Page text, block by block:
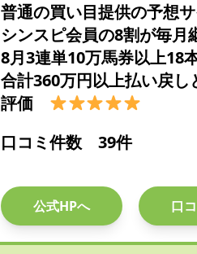
普通の買い目提供の予想サ
シンスピ会員の8割が毎月
8月3連単10万馬券以上18
合計360万円以上払い戻し
評価
口コミ件数 39件
公式HPへ 口